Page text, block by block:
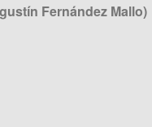
Fernández Mallo)